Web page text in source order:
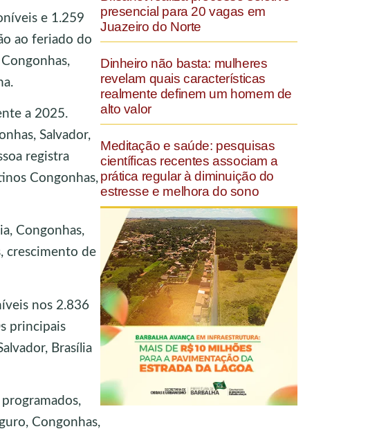
e 1.259
ao feriado do
a 2025.
Salvador,
registra
Congonhas,
Congonhas,
crescimento de
nos 2.836
principais
Brasília
Congonhas,
presencial para 20 vagas em
Juazeiro do Norte
Dinheiro não basta: mulheres
revelam quais características
realmente definem um homem de
alto valor
Meditação e saúde: pesquisas
científicas recentes associam a
prática regular à diminuição do
estresse e melhora do sono